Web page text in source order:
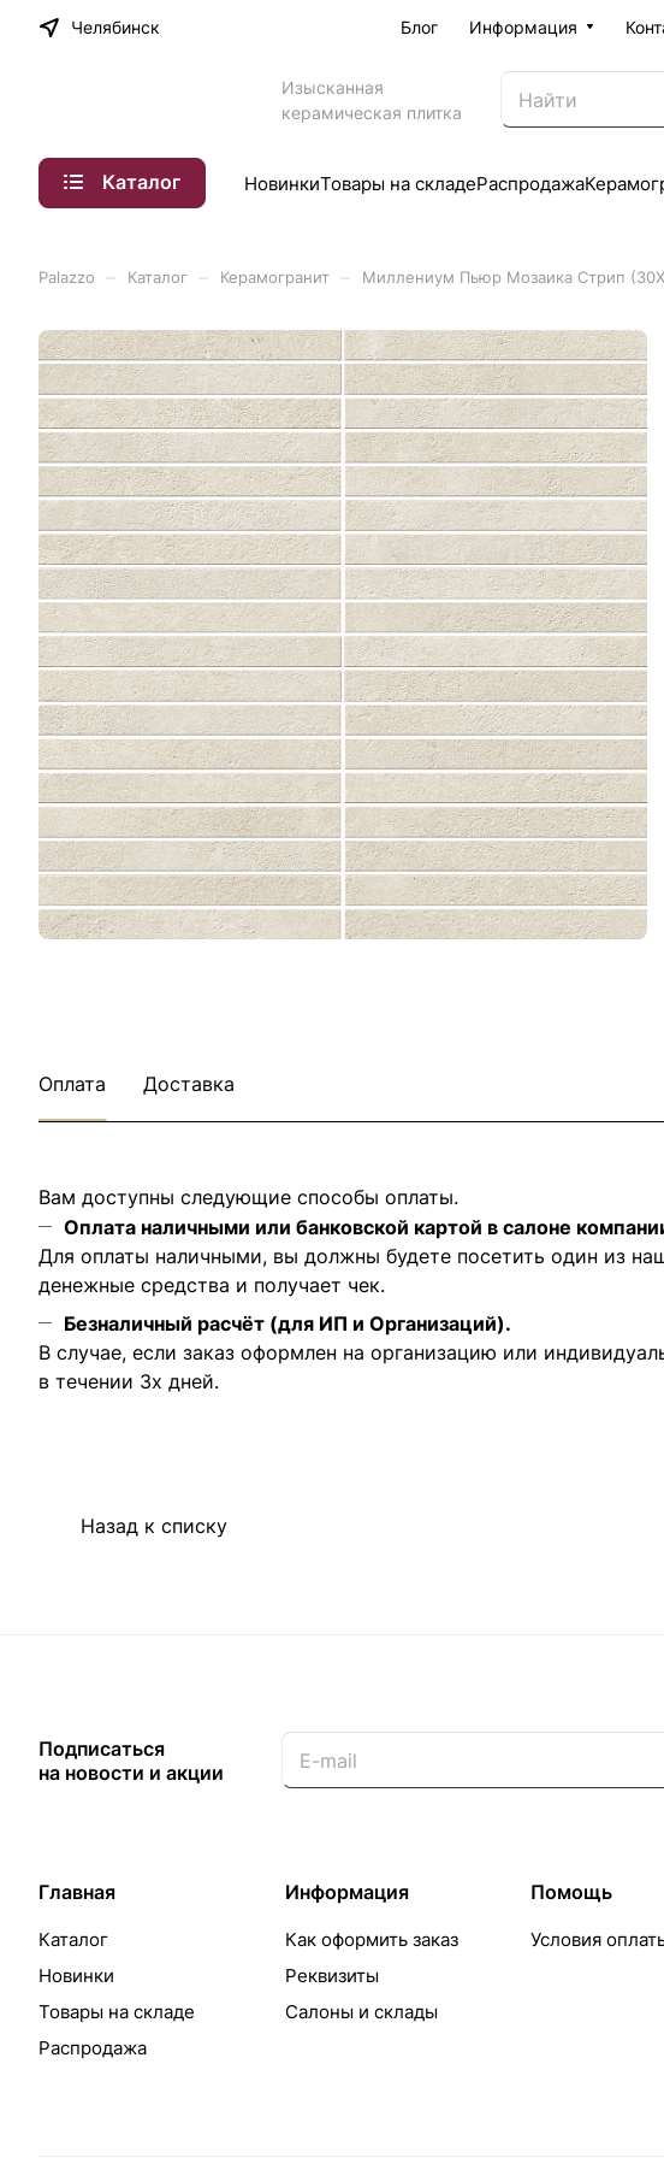
Челябинск Блог Информация
Изысканная
керамическая плитка
Каталог НовинкиТовары на складеРаспродажа
Palazzo Каталог Керамогранит Миллениум Пьюр Мозаика Стрип
Оплата Доставка
Вам доступны следующие способы оплаты.
Оплата наличными или банковской картой в салоне
Для оплаты наличными, вы должны будете посетить один из
денежные средства и получает чек.
Безналичный расчёт (для ИП и Организаций).
В случае, если заказ оформлен на организацию или
в течении 3х дней.
Назад к списку
Подписаться
на новости и акции
Главная
Каталог
Новинки
Товары на складе
Распродажа
Информация
Как оформить заказ
Реквизиты
Салоны и склады
Помощь
Условия